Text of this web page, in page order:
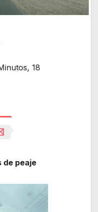
18
de peaje